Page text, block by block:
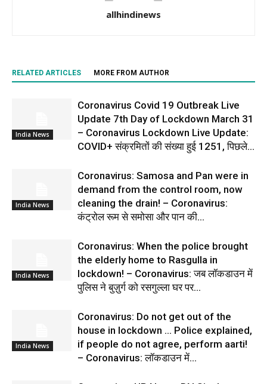
allhindinews
RELATED ARTICLES MORE FROM AUTHOR
India News
Coronavirus Covid 19 Outbreak Live
Update 7th Day of Lockdown March 31
– Coronavirus Lockdown Live Update:
COVID+ संक्रमितों की संख्या हुई 1251, पिछले...
India News
Coronavirus: Samosa and Pan were in
demand from the control room, now
cleaning the drain! – Coronavirus:
कंट्रोल रूम से समोसा और पान की...
India News
Coronavirus: When the police brought
the elderly home to Rasgulla in
lockdown! – Coronavirus: जब लॉकडाउन में
पुलिस ने बुज़ुर्ग को रसगुल्ला घर पर...
India News
Coronavirus: Do not get out of the
house in lockdown … Police explained,
if people do not agree, perform aarti!
– Coronavirus: लॉकडाउन में...